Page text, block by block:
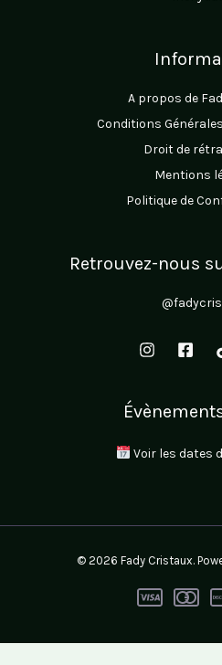
A propos de
Conditions
Droit de
Mentions
Politique de
Retrouvez-nous
Voir les dates
© 2026 Fady Cristaux.